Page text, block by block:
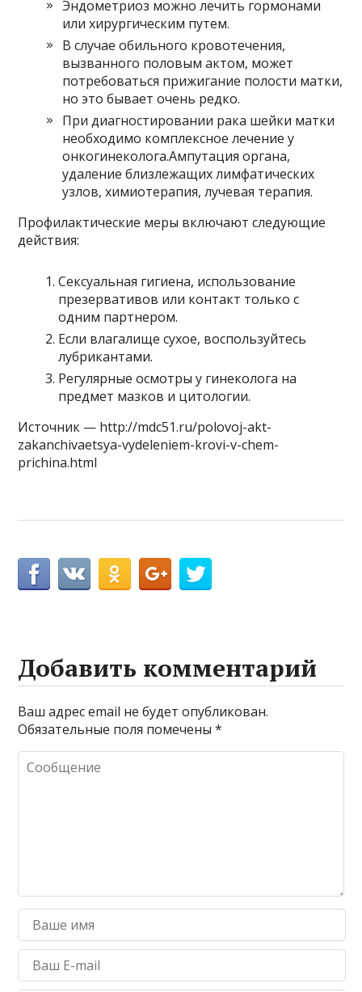
Эндометриоз можно лечить гормонами
или хирургическим путем.
В случае обильного кровотечения,
вызванного половым актом, может
потребоваться прижигание полости матки,
но это бывает очень редко.
При диагностировании рака шейки матки
необходимо комплексное лечение у
онкогинеколога.Ампутация органа,
удаление близлежащих лимфатических
узлов, химиотерапия, лучевая терапия.
Профилактические меры включают следующие
действия:
Сексуальная гигиена, использование
презервативов или контакт только с
одним партнером.
Если влагалище сухое, воспользуйтесь
лубрикантами.
Регулярные осмотры у гинеколога на
предмет мазков и цитологии.
Источник — http://mdc51.ru/polovoj-akt-
zakanchivaetsya-vydeleniem-krovi-v-chem-
prichina.html
Добавить комментарий
Ваш адрес email не будет опубликован.
Обязательные поля помечены*